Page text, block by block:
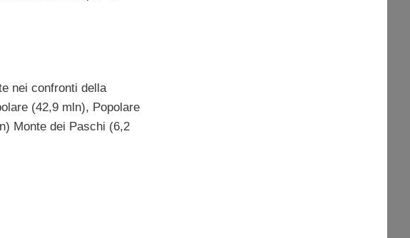
nei confronti della
(42,9 mln), Popolare
Monte dei Paschi (6,2